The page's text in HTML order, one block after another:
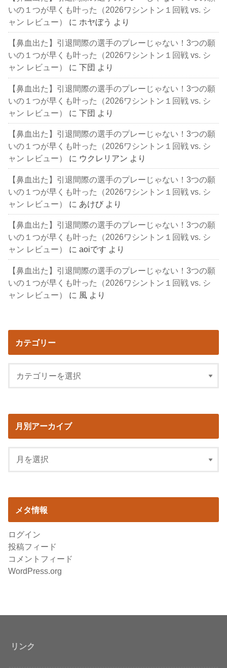
いの１つが早くも叶った（2026ワシントン１回戦 vs. シ
ャン レビュー）
に ホヤぼう より
【鼻血出た】引退間際の選手のプレーじゃない！3つの願
いの１つが早くも叶った（2026ワシントン１回戦 vs. シ
ャン レビュー）
に下団 より
【鼻血出た】引退間際の選手のプレーじゃない！3つの願
いの１つが早くも叶った（2026ワシントン１回戦 vs. シ
ャン レビュー）
に下団 より
【鼻血出た】引退間際の選手のプレーじゃない！3つの願
いの１つが早くも叶った（2026ワシントン１回戦 vs. シ
ャン レビュー）
に ウクレリアン より
【鼻血出た】引退間際の選手のプレーじゃない！3つの願
いの１つが早くも叶った（2026ワシントン１回戦 vs. シ
ャン レビュー）
に あけび より
【鼻血出た】引退間際の選手のプレーじゃない！3つの願
いの１つが早くも叶った（2026ワシントン１回戦 vs. シ
ャン レビュー）
にaoiです より
【鼻血出た】引退間際の選手のプレーじゃない！3つの願
いの１つが早くも叶った（2026ワシントン１回戦 vs. シ
ャン レビュー）
に 風 より
カテゴリー
月別アーカイブ
メタ情報
ログイン
投稿フィード
コメントフィード
WordPress.org
リンク